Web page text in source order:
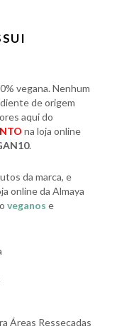
vegana. Nenhum
de origem
aqui do
na loja online
.
da marca, e
online da Almaya
veganos e
Áreas Ressecadas